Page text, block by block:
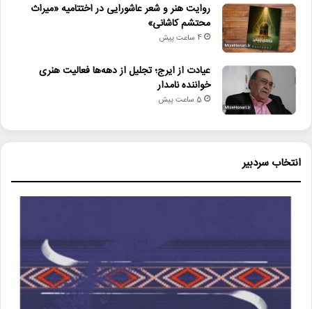
روایت هنر و شعر عاشورایی در اختتامیه «میراث
محتشم کاشانی»
4 ساعت پیش
عیادت از ایرج؛ تجلیل از دهه‌ها فعالیت هنری
خواننده نامدار
5 ساعت پیش
انتخاب سردبیر